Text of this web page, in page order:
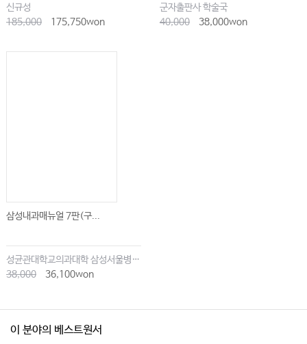
신규성
185,000
175,750won
군자출판사 학술국
40,000
38,000won
삼성내과매뉴얼 7판(구...
성균관대학교의과대학 삼성서울병원내과
38,000
36,100won
이 분야의 베스트원서